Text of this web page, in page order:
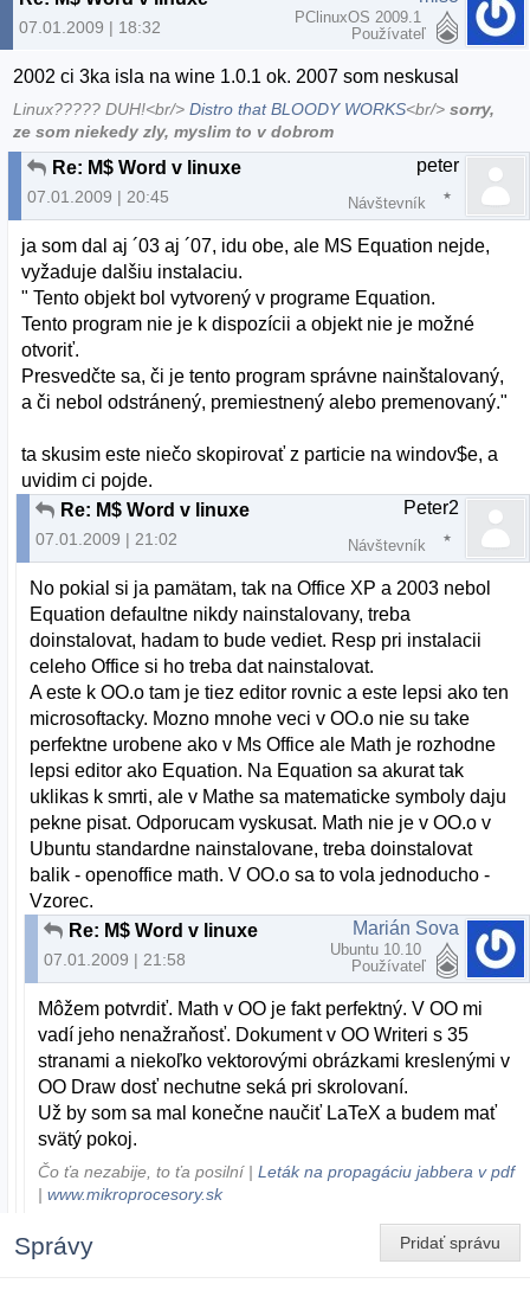
07.01.2009 | 18:32
PClinuxOS 2009.1
Používateľ
2002 ci 3ka isla na wine 1.0.1 ok. 2007 som neskusal
Linux????? DUH!<br/>Distro that BLOODY WORKS<br/>sorry,
ze som niekedy zly, myslim to v dobrom
Re: M$ Word v linuxe
07.01.2009 | 20:45
peter
Návštevník
ja som dal aj ´03 aj ´07, idu obe, ale MS Equation nejde,
vyžaduje dalšiu instalaciu.
" Tento objekt bol vytvorený v programe Equation.
Tento program nie je k dispozícii a objekt nie je možné
otvoriť.
Presvedčte sa, či je tento program správne nainštalovaný,
a či nebol odstránený, premiestnený alebo premenovaný."
ta skusim este niečo skopirovať z particie na windov$e, a
uvidim ci pojde.
Re: M$ Word v linuxe
07.01.2009 | 21:02
Peter2
Návštevník
No pokial si ja pamätam, tak na Office XP a 2003 nebol
Equation defaultne nikdy nainstalovany, treba
doinstalovat, hadam to bude vediet. Resp pri instalacii
celeho Office si ho treba dat nainstalovat.
A este k OO.o tam je tiez editor rovnic a este lepsi ako ten
microsoftacky. Mozno mnohe veci v OO.o nie su take
perfektne urobene ako v Ms Office ale Math je rozhodne
lepsi editor ako Equation. Na Equation sa akurat tak
uklikas k smrti, ale v Mathe sa matematicke symboly daju
pekne pisat. Odporucam vyskusat. Math nie je v OO.o v
Ubuntu standardne nainstalovane, treba doinstalovat
balik - openoffice math. V OO.o sa to vola jednoducho -
Vzorec.
Re: M$ Word v linuxe
07.01.2009 | 21:58
Marián Sova
Ubuntu 10.10
Používateľ
Môžem potvrdiť. Math v OO je fakt perfektný. V OO mi
vadí jeho nenažraňosť. Dokument v OO Writeri s 35
stranami a niekoľko vektorovými obrázkami kreslenými v
OO Draw dosť nechutne seká pri skrolovaní.
Už by som sa mal konečne naučiť LaTeX a budem mať
svätý pokoj.
Čo ťa nezabije, to ťa posilní |Leták na propagáciu jabbera v pdf
|www.mikroprocesory.sk
Pridať správu
Správy